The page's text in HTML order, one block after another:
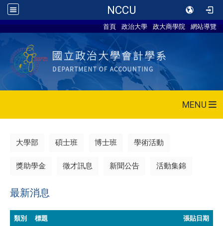
NCCU
首頁 政治大學 政大商學院 網站導覽
MENU
大學部 碩士班 博士班 學術活動
獎助學金 徵才訊息 新聞公告 活動集錦
最新消息
類別 標題 張貼日期